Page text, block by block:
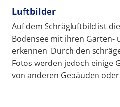
Luftbilder
Auf dem Schrägluftbild ist
Bodensee mit ihren Garten-
erkennen. Durch den
Fotos werden jedoch einige
von anderen Gebäuden